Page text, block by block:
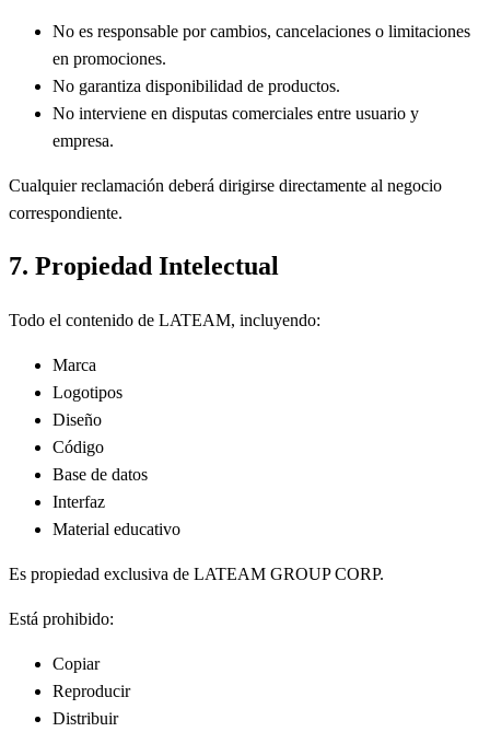
No es responsable por cambios, cancelaciones o limitaciones
en promociones.
No garantiza disponibilidad de productos.
No interviene en disputas comerciales entre usuario y
empresa.
Cualquier reclamación deberá dirigirse directamente al negocio
correspondiente.
7. Propiedad Intelectual
Todo el contenido de LATEAM, incluyendo:
Marca
Logotipos
Diseño
Código
Base de datos
Interfaz
Material educativo
Es propiedad exclusiva de LATEAM GROUP CORP.
Está prohibido:
Copiar
Reproducir
Distribuir